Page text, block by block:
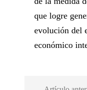
que logre
evolución del
económico